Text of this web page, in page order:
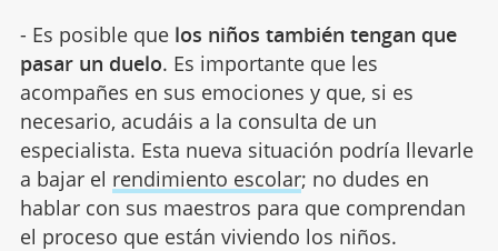
- Es posible que los niños también tengan que
pasar un duelo. Es importante que les
acompañes en sus emociones y que, si es
necesario, acudáis a la consulta de un
especialista. Esta nueva situación podría llevarle
a bajar el rendimiento escolar; no dudes en
hablar con sus maestros para que comprendan
el proceso que están viviendo los niños.